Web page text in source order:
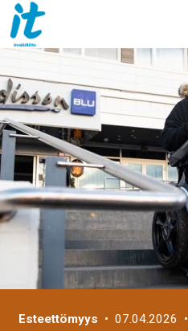
Esteettömyys • 07.04.2026 •